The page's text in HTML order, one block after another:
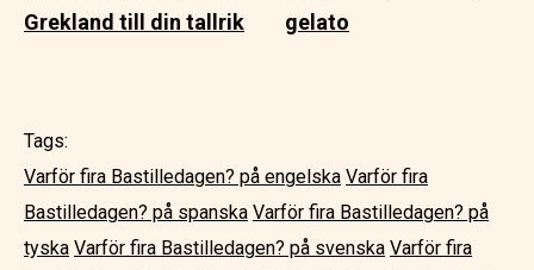
Grekland till din tallrik
gelato
Tags:
Varför fira Bastilledagen? på engelska Varför fira
Bastilledagen? på spanska Varför fira Bastilledagen? på
tyska Varför fira Bastilledagen? på svenska Varför fira